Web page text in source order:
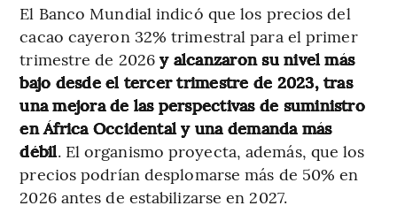
El Banco Mundial indicó que los precios del
cacao cayeron 32% trimestral para el primer
trimestre de 2026y alcanzaron su nivel más
bajo desde el tercer trimestre de 2023, tras
una mejora de las perspectivas de suministro
en África Occidental y una demanda más
débil. El organismo proyecta, además, que los
precios podrían desplomarse más de 50% en
2026 antes de estabilizarse en 2027.